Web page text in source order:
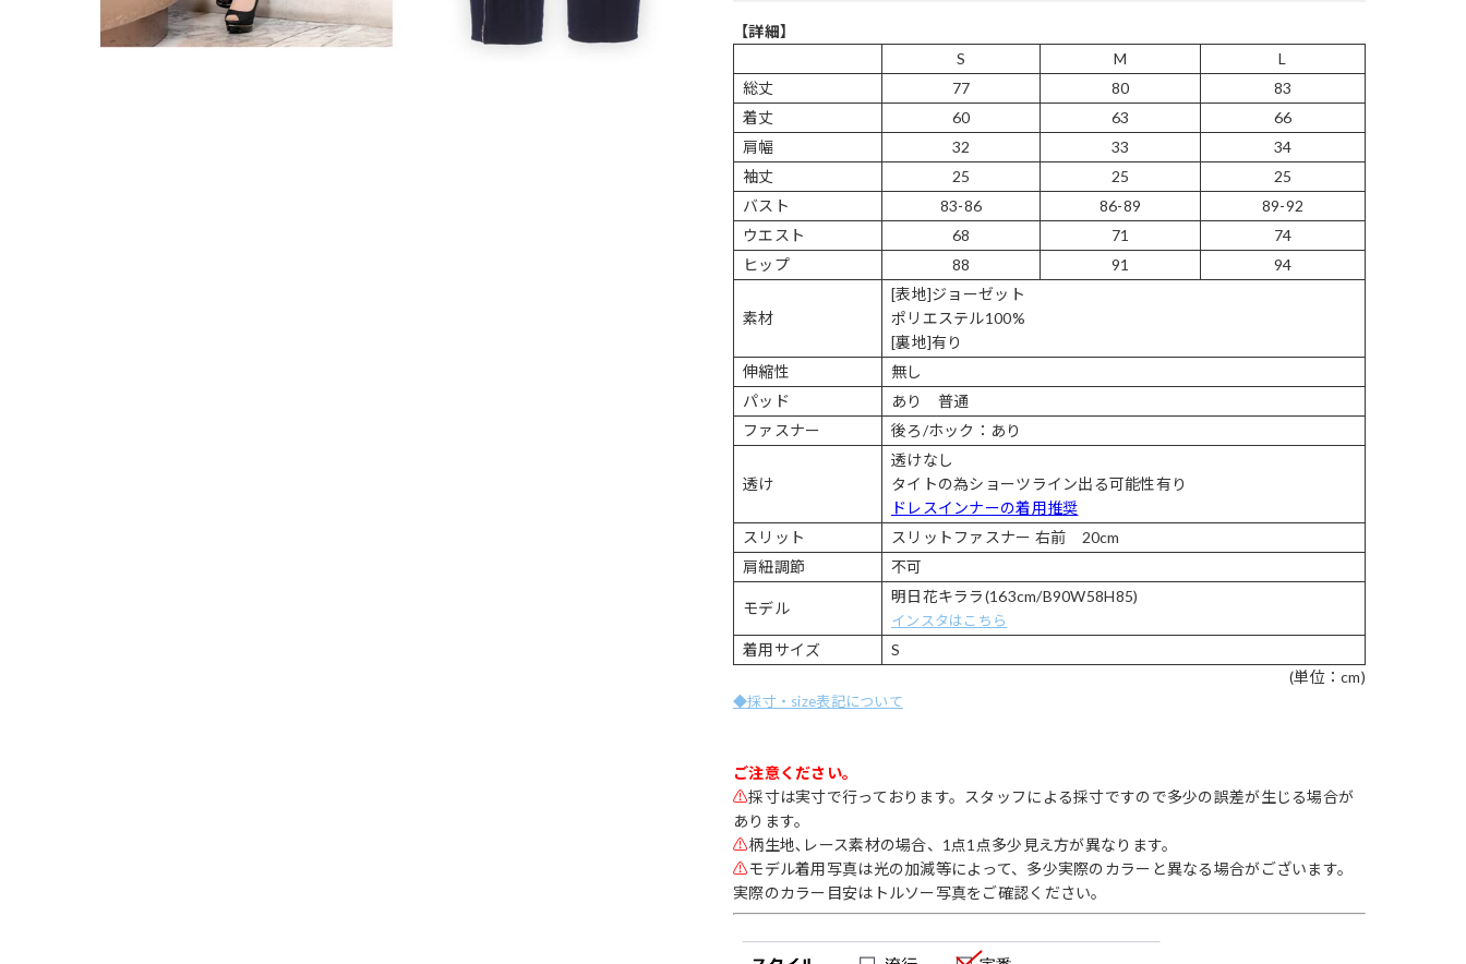
【詳細】
S
M
L
総丈
77 80
83
着丈
60 63
66
肩幅
32 33
34
袖丈
25 25
25
バスト
83-86 86-89
89-92
ウエスト
68 71
74
ヒップ
88 91 94
素材
[表地]ジョーゼット
ポリエステル100%
[裏地]有り
伸縮性
無し
パッド
あり 普通
ファスナー
後ろ/ホック：あり
透け
透けなし
タイトの為ショーツライン出る可能性有り
ドレスインナーの着用推奨
スリット
スリットファスナー 右前 20cm
肩紐調節
不可
モデル
明日花キララ(163cm/B90W58H85)
インスタはこちら
着用サイズ
S
(単位：cm)
◆採寸・size表記について
ご注意ください。
⚠採寸は実寸で行っております。スタッフによる採寸ですので多少の誤差が生じる場合が
あります。
⚠柄生地､レース素材の場合、1点1点多少見え方が異なります。
⚠モデル着用写真は光の加減等によって、多少実際のカラーと異なる場合がございます。
実際のカラー目安はトルソー写真をご確認ください。